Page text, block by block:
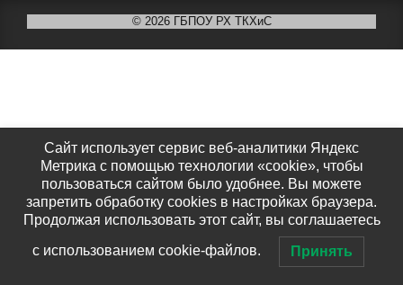
© 2026 ГБПОУ РХ ТКХиС
Сайт использует сервис веб-аналитики Яндекс
Метрика с помощью технологии «cookie», чтобы
пользоваться сайтом было удобнее. Вы можете
запретить обработку cookies в настройках браузера.
Продолжая использовать этот сайт, вы соглашаетесь
с использованием cookie-файлов. Принять